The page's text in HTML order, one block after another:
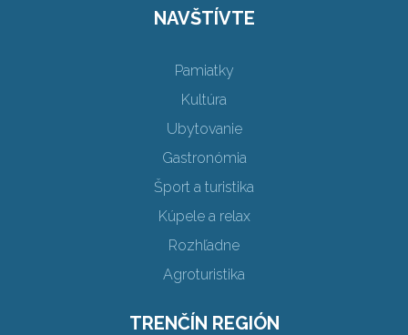
NAVŠTÍVTE
Pamiatky
Kultúra
Ubytovanie
Gastronómia
Šport a turistika
Kúpele a relax
Rozhľadne
Agroturistika
TRENČÍN REGIÓN